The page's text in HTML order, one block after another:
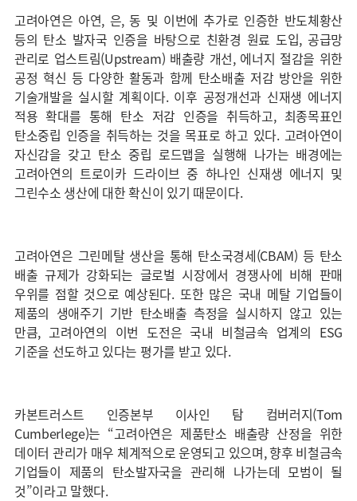
고려아연은 아연, 은, 동 및 이번에 추가로 인증한 반도체황산
등의 탄소 발자국 인증을 바탕으로 친환경 원료 도입, 공급망
관리로 업스트림(Upstream) 배출량 개선, 에너지 절감을 위한
공정 혁신 등 다양한 활동과 함께 탄소배출 저감 방안을 위한
기술개발을 실시할 계획이다. 이후 공정개선과 신재생 에너지
적용 확대를 통해 탄소 저감 인증을 취득하고, 최종목표인
탄소중립 인증을 취득하는 것을 목표로 하고 있다. 고려아연이
자신감을 갖고 탄소 중립 로드맵을 실행해 나가는 배경에는
고려아연의 트로이카 드라이브 중 하나인 신재생 에너지 및
그린수소 생산에 대한 확신이 있기 때문이다.
고려아연은 그린메탈 생산을 통해 탄소국경세(CBAM) 등 탄소
배출 규제가 강화되는 글로벌 시장에서 경쟁사에 비해 판매
우위를 점할 것으로 예상된다. 또한 많은 국내 메탈 기업들이
제품의 생애주기 기반 탄소배출 측정을 실시하지 않고 있는
만큼, 고려아연의 이번 도전은 국내 비철금속 업계의 ESG
기준을 선도하고 있다는 평가를 받고 있다.
카본트러스트 인증본부 이사인 탐 컴버러지(Tom
Cumberlege)는 “고려아연은 제품탄소 배출량 산정을 위한
데이터 관리가 매우 체계적으로 운영되고 있으며, 향후 비철금속
기업들이 제품의 탄소발자국을 관리해 나가는데 모범이 될
것”이라고 말했다.